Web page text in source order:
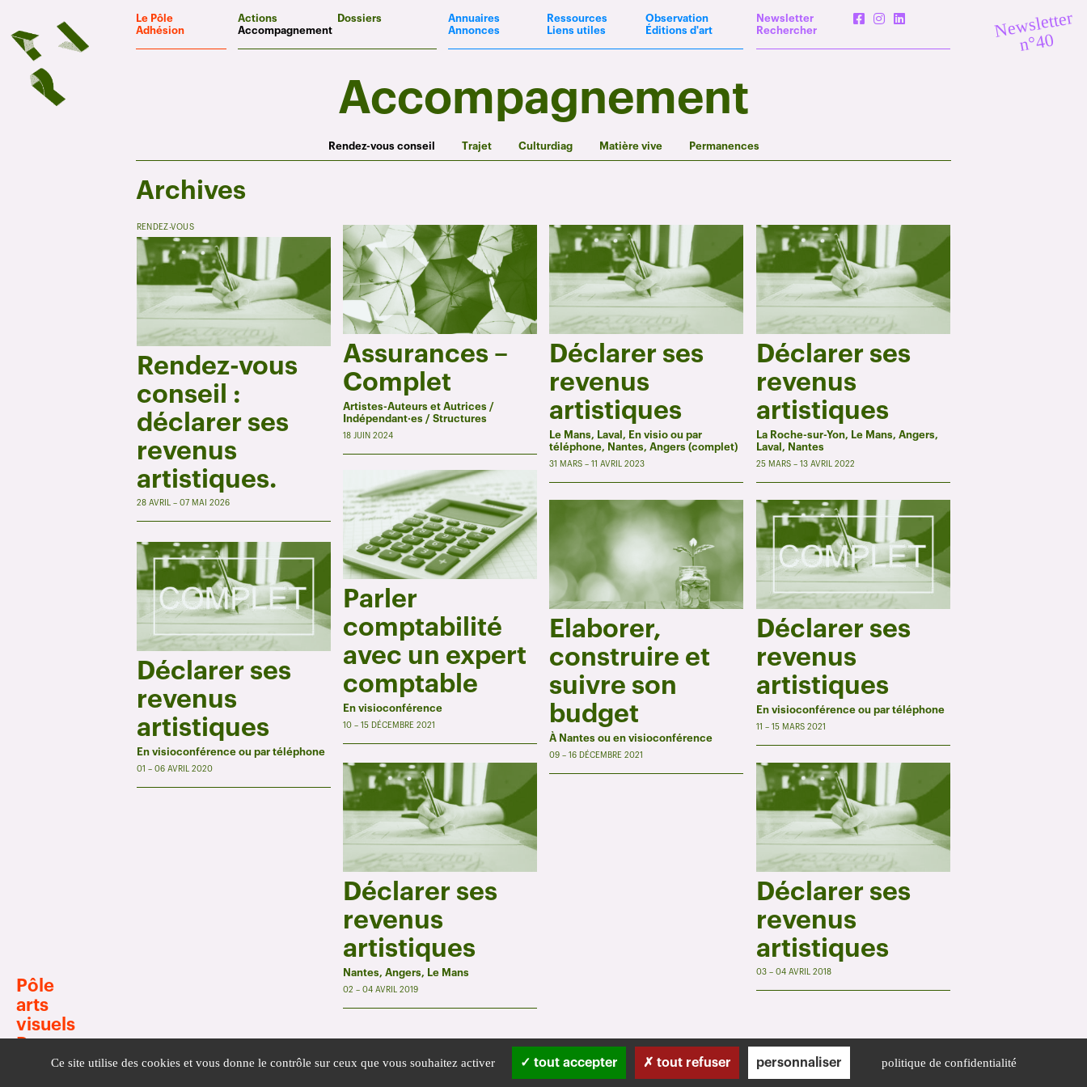
Pôle
arts
visuels
Pays
de la Loire
Newsletter
n°40
Le Pôle
Adhésion
Actions
Accompagnement
Dossiers
Annuaires
Annonces
Ressources
Liens utiles
Observation
Éditions d'art
Newsletter
Rechercher
Accompagnement
Rendez-vous conseil Trajet Culturdiag Matière vive Permanences
Archives
RENDEZ-VOUS
Rendez-vous
conseil :
déclarer ses
revenus
artistiques.
28 AVRIL – 07 MAI 2026
Assurances –
Complet
Artistes-Auteurs et Autrices /
Indépendant·es / Structures
18 JUIN 2024
Déclarer ses
revenus
artistiques
Le Mans, Laval, En visio ou par
téléphone, Nantes, Angers (complet)
31 MARS – 11 AVRIL 2023
Déclarer ses
revenus
artistiques
La Roche-sur-Yon, Le Mans, Angers,
Laval, Nantes
25 MARS – 13 AVRIL 2022
Parler
comptabilité
avec un expert
comptable
En visioconférence
10 – 15 DÉCEMBRE 2021
Elaborer,
construire et
suivre son
budget
À Nantes ou en visioconférence
09 – 16 DÉCEMBRE 2021
Déclarer ses
revenus
artistiques
En visioconférence ou par téléphone
11 – 15 MARS 2021
Déclarer ses
revenus
artistiques
En visioconférence ou par téléphone
01 – 06 AVRIL 2020
Déclarer ses
revenus
artistiques
Nantes, Angers, Le Mans
02 – 04 AVRIL 2019
Déclarer ses
revenus
artistiques
03 – 04 AVRIL 2018
Infos pratiques Mentions légales
Ce site utilise des cookies et vous donne le contrôle sur ceux que vous souhaitez activer tout accepter tout refuser personnaliser politique de confidentialité